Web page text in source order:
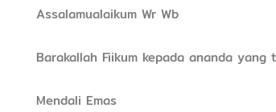
Assalamualaikum Wr Wb
Barakallah Fiikum kepada ananda yang
Mendali Emas